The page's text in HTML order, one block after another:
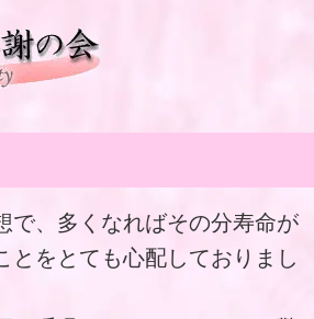
で、多くなればその分寿命が
をとても心配しておりまし